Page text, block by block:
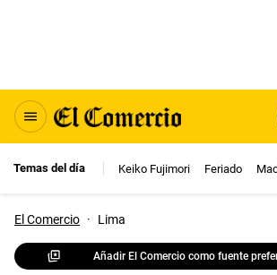
Temas del día Keiko Fujimori Feriado
El Comercio · Lima
Añadir El Comercio como fuente